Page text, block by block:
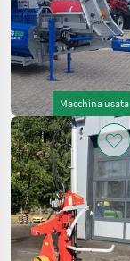
Macchina usata